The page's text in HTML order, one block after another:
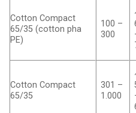
Cotton Compact
65/35 (cotton pha
PE)
100 –
300
Cotton Compact
65/35
301 –
1.000